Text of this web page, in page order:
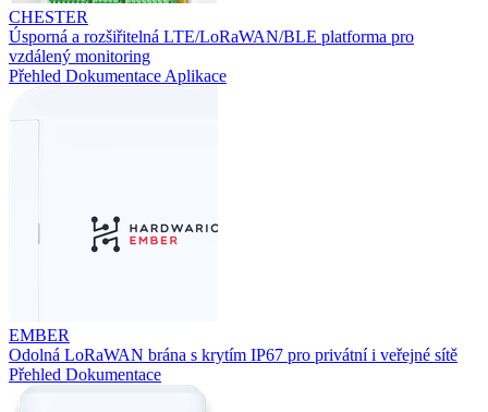
CHESTER
Úsporná a rozšiřitelná LTE/LoRaWAN/BLE platforma pro
vzdálený monitoring
Přehled Dokumentace Aplikace
EMBER
Odolná LoRaWAN brána s krytím IP67 pro privátní i veřejné sítě
Přehled Dokumentace